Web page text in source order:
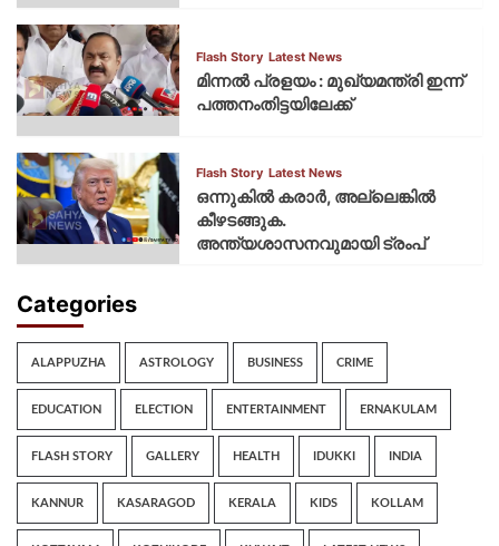
Flash Story Latest News
മിന്നല്‍ പ്രളയം : മുഖ്യമന്ത്രി ഇന്ന്
പത്തനംതിട്ടയിലേക്ക്
Flash Story Latest News
ഒന്നുകില്‍ കരാര്‍, അല്ലെങ്കില്‍
കീഴടങ്ങുക.
അന്ത്യശാസനവുമായി ട്രംപ്
Categories
ALAPPUZHA ASTROLOGY BUSINESS CRIME
EDUCATION ELECTION ENTERTAINMENT ERNAKULAM
FLASH STORY GALLERY HEALTH IDUKKI INDIA
KANNUR KASARAGOD KERALA KIDS KOLLAM